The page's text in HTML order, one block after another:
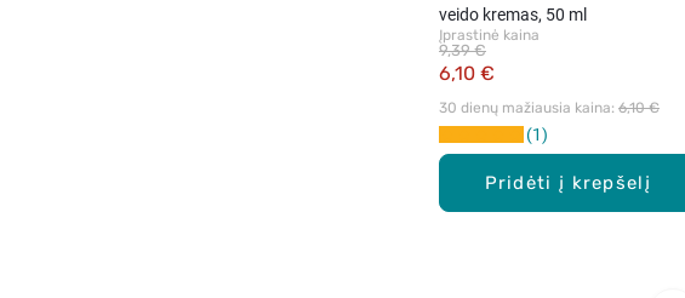
Pridėti į krepšelį
veido kremas, 50 ml
Įprastinė kaina
6,10 €
9,39 €
30 dienų mažiausia kaina: 6,10 €
1